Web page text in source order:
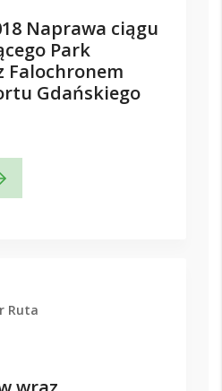
Naprawa ciągu
Park
Falochronem
Gdańskiego
Ruta